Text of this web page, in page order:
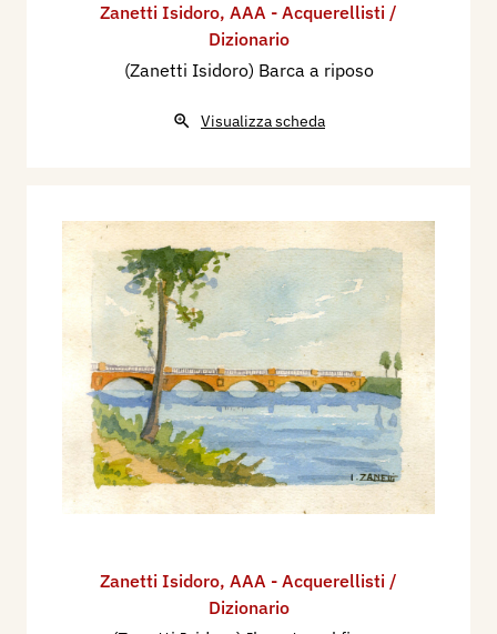
Zanetti Isidoro, AAA - Acquerellisti /
Dizionario
(Zanetti Isidoro) Barca a riposo
Visualizza scheda
Zanetti Isidoro, AAA - Acquerellisti /
Dizionario